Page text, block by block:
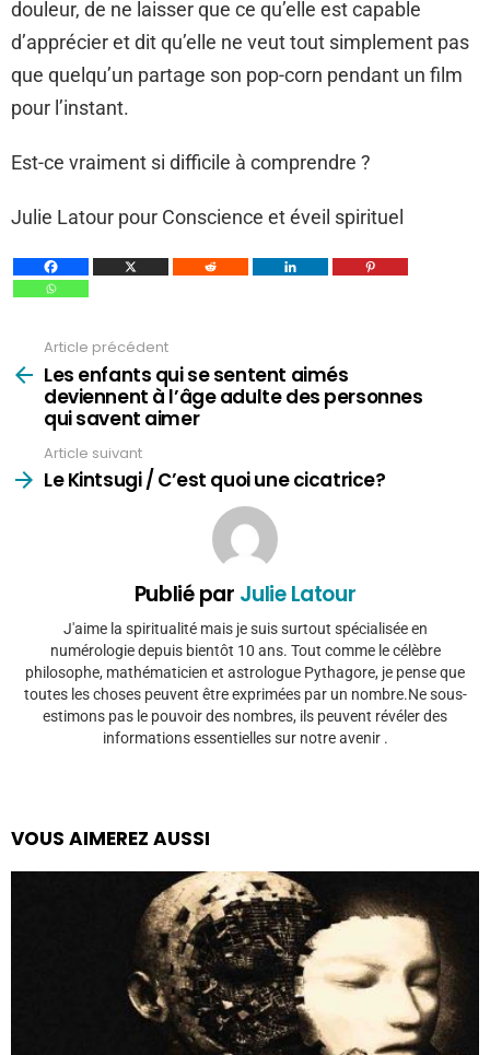
douleur, de ne laisser que ce qu’elle est capable
d’apprécier et dit qu’elle ne veut tout simplement pas
que quelqu’un partage son pop-corn pendant un film
pour l’instant.
Est-ce vraiment si difficile à comprendre ?
Julie Latour pour Conscience et éveil spirituel
plus
Article précédent
Les enfants qui se sentent aimés
deviennent à l’âge adulte des personnes
qui savent aimer
Article suivant
Le Kintsugi / C’est quoi une cicatrice?
Publié par Julie Latour
J'aime la spiritualité mais je suis surtout spécialisée en
numérologie depuis bientôt 10 ans. Tout comme le célèbre
philosophe, mathématicien et astrologue Pythagore, je pense que
toutes les choses peuvent être exprimées par un nombre.Ne sous-
estimons pas le pouvoir des nombres, ils peuvent révéler des
informations essentielles sur notre avenir .
VOUS AIMEREZ AUSSI